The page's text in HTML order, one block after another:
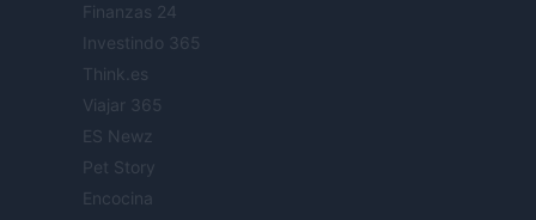
Finanzas 24
Investindo 365
Think.es
Viajar 365
ES Newz
Pet Story
Encocina